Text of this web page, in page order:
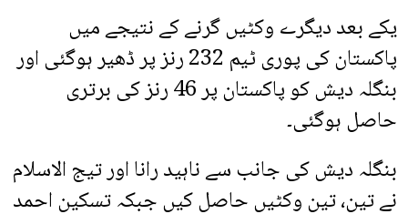
یکے بعد دیگرے وکٹیں گرنے کے نتیجے میں
پاکستان کی پوری ٹیم 232 رنز پر ڈھیر ہوگئی اور
بنگلہ دیش کو پاکستان پر 46 رنز کی برتری
حاصل ہوگئی۔
بنگلہ دیش کی جانب سے ناہید رانا اور تیج الاسلام
نے تین، تین وکٹیں حاصل کیں جبکہ تسکین احمد